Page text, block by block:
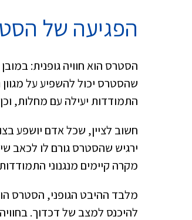
הפגיעה של
הסטרס הוא חוויה גופנית:
שהסטרס יכול להשפיע על
התמודדות יעילה עם מחלות,
חשוב לציין, שכל אדם יושפע
ירגיש שהסטרס גורם לו לכאב
מקרה קיימים מנגנוני
מלבד ההיבט הגופני, הסטרס
להיכנס למצב של דכדוך.